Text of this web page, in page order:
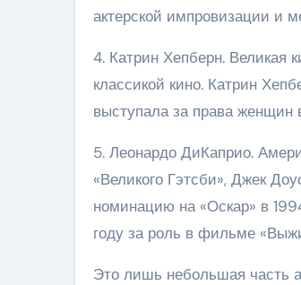
актерской импровизации и
4. Катрин Хепберн. Великая
классикой кино. Катрин
выступала за права женщин
5. Леонардо ДиКаприо.
«Великого Гэтсби», Джек
номинацию на «Оскар» в
году за роль в фильме
Это лишь небольшая часть